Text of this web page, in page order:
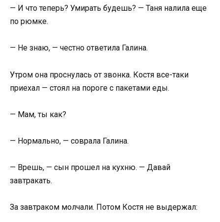
— И что теперь? Умирать будешь? — Таня налила еще
по рюмке.
— Не знаю, — честно ответила Галина.
Утром она проснулась от звонка. Костя все-таки
приехал — стоял на пороге с пакетами еды.
— Мам, ты как?
— Нормально, — соврала Галина.
— Врешь, — сын прошел на кухню. — Давай
завтракать.
За завтраком молчали. Потом Костя не выдержал: